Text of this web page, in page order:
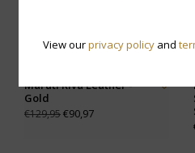
Maruti Riva Leather -
Gold
€129,95€90,97
View ourprivacy policyand